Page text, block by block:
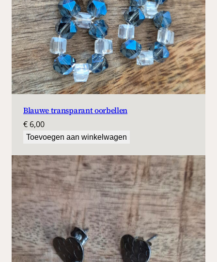
Blauwe transparant oorbellen
€ 6,00
Toevoegen aan winkelwagen